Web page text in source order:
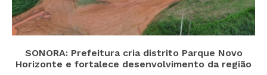
SONORA: Prefeitura cria distrito Parque Novo
Horizonte e fortalece desenvolvimento da região